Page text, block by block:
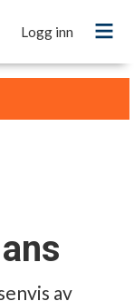
Logg inn
av